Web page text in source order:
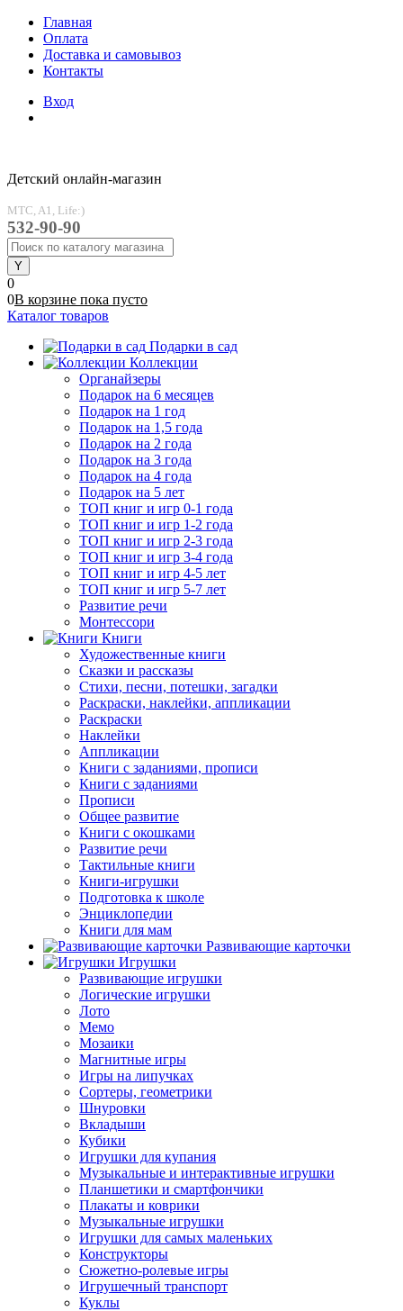
Главная
Оплата
Доставка и самовывоз
Контакты
Вход
Детский онлайн-магазин
MTC, A1, Life:)
532-90-90
0
0В корзине пока пусто
Каталог товаров
Подарки в сад
Коллекции
Органайзеры
Подарок на 6 месяцев
Подарок на 1 год
Подарок на 1,5 года
Подарок на 2 года
Подарок на 3 года
Подарок на 4 года
Подарок на 5 лет
ТОП книг и игр 0-1 года
ТОП книг и игр 1-2 года
ТОП книг и игр 2-3 года
ТОП книг и игр 3-4 года
ТОП книг и игр 4-5 лет
ТОП книг и игр 5-7 лет
Развитие речи
Монтессори
Книги
Художественные книги
Сказки и рассказы
Стихи, песни, потешки, загадки
Раскраски, наклейки, аппликации
Раскраски
Наклейки
Аппликации
Книги с заданиями, прописи
Книги с заданиями
Прописи
Общее развитие
Книги с окошками
Развитие речи
Тактильные книги
Книги-игрушки
Подготовка к школе
Энциклопедии
Книги для мам
Развивающие карточки
Игрушки
Развивающие игрушки
Логические игрушки
Лото
Мемо
Мозаики
Магнитные игры
Игры на липучках
Сортеры, геометрики
Шнуровки
Вкладыши
Кубики
Игрушки для купания
Музыкальные и интерактивные игрушки
Планшетики и смартфончики
Плакаты и коврики
Музыкальные игрушки
Игрушки для самых маленьких
Конструкторы
Сюжетно-ролевые игры
Игрушечный транспорт
Куклы